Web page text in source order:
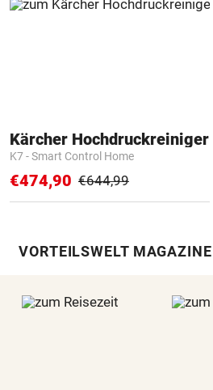
Kärcher Hochdruckreiniger
K7 - Smart Control Home
€474,90 €644,99
VORTEILSWELT MAGAZINE